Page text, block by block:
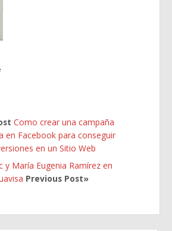
Como crear una campaña
en Facebook para conseguir
en un Sitio Web
y María Eugenia Ramírez en
Previous Post»